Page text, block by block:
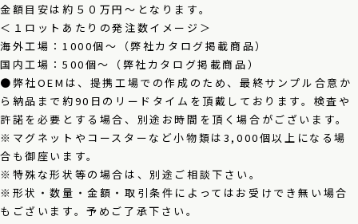
金額目安は約５０万円～となります。
＜１ロットあたりの発注数イメージ＞
海外工場：1000個～（弊社カタログ掲載商品）
国内工場：500個～（弊社カタログ掲載商品）
●弊社OEMは、提携工場での作成のため、最終サンプル合意か
ら納品まで約90日のリードタイムを頂戴しております。検査や
許諾を必要とする場合、別途お時間を頂く場合がございます。
※マグネットやコースターなど小物類は3,000個以上になる場
合も御座います。
※特殊な形状等の場合は、別途ご相談下さい。
※形状・数量・金額・取引条件によってはお受けでき無い場合
もございます。予めご了承下さい。